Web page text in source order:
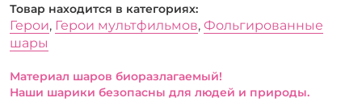
Товар находится в категориях:
Герои, Герои мультфильмов, Фольгированные
шары
Материал шаров биоразлагаемый!
Наши шарики безопасны для людей и природы.